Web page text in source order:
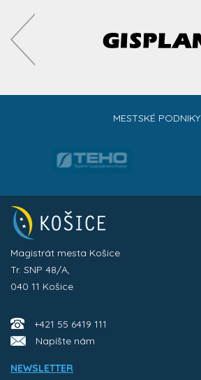
MESTSKÉ PODNIKY
Magistrát mesta Košice
Tr. SNP 48/A,
040 11 Košice
+421 55 6419 111
Napíšte nám
NEWSLETTER